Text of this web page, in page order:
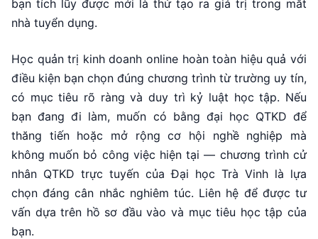
bạn tích lũy được mới là thứ tạo ra giá trị trong mắt
nhà tuyển dụng.
Học quản trị kinh doanh online hoàn toàn hiệu quả với
điều kiện bạn chọn đúng chương trình từ trường uy tín,
có mục tiêu rõ ràng và duy trì kỷ luật học tập. Nếu
bạn đang đi làm, muốn có bằng đại học QTKD để
thăng tiến hoặc mở rộng cơ hội nghề nghiệp mà
không muốn bỏ công việc hiện tại — chương trình cử
nhân QTKD trực tuyến của Đại học Trà Vinh là lựa
chọn đáng cân nhắc nghiêm túc. Liên hệ để được tư
vấn dựa trên hồ sơ đầu vào và mục tiêu học tập của
bạn.